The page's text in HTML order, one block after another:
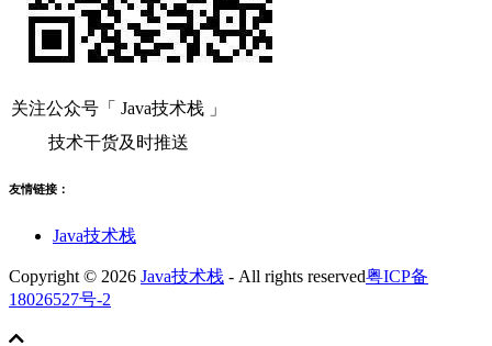
关注公众号「 Java技术栈 」
技术干货及时推送
友情链接：
Java技术栈
Copyright © 2026 Java技术栈 - All rights reserved粤ICP备
18026527号-2